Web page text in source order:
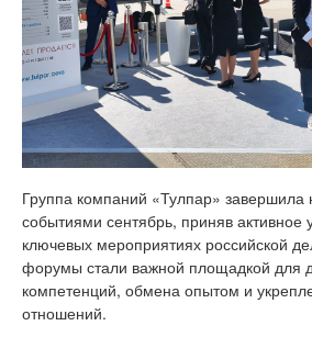
Группа компаний «Тулпар»
событиями сентябрь, приняв активное
ключевых мероприятиях российской
форумы стали важной площадкой для
компетенций, обмена опытом и
отношений.